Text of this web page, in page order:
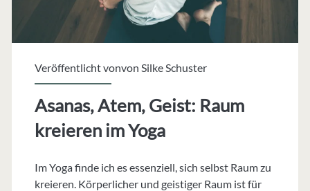
Veröffentlicht vonvon Silke Schuster
Asanas, Atem, Geist: Raum
kreieren im Yoga
Im Yoga finde ich es essenziell, sich selbst Raum zu
kreieren. Körperlicher und geistiger Raum ist für